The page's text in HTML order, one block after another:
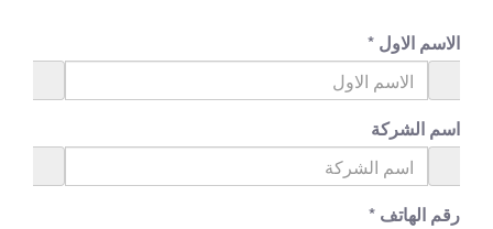
الاسم الاول *
اسم الشركة
رقم الهاتف *